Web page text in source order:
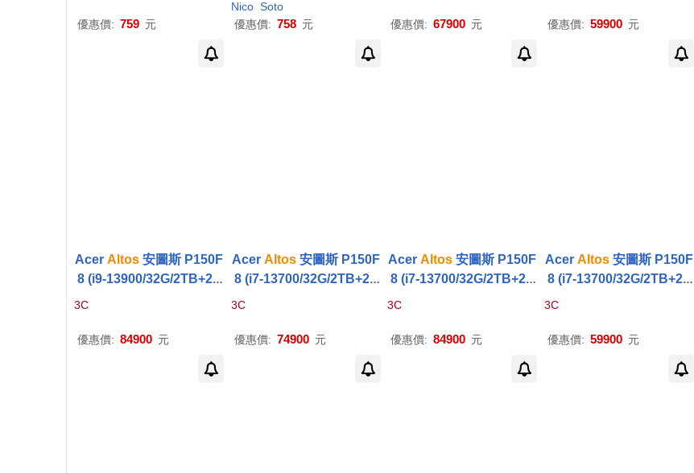
納瓦拉〈大提琴〉/ 巴畢羅
ms: Complete Symphon
優惠價: 759 元
Nico Soto
優惠價: 758 元 優惠價: 67900 元 優惠價: 59900 元
Acer Altos 安圖斯 P150F
8 (i9-13900/32G/2TB+2T
B SSD/Arc A770-16G/70
3C
優惠價: 84900 元
Acer Altos安圖斯 P150F
8 (i7-13700/32G/2TB+2T
B SSD/Arc A770-16G/70
3C
優惠價: 74900 元
AcerAltos 安圖斯 P150F
8 (i7-13700/32G/2TB+2T
B SSD/RTX4060Ti-8G/70
3C
優惠價: 84900 元
AcerAltos 安圖斯 P150F
8 (i7-13700/32G/2TB+2T
B SSD/RX6600-8G/700
3C
優惠價: 59900 元